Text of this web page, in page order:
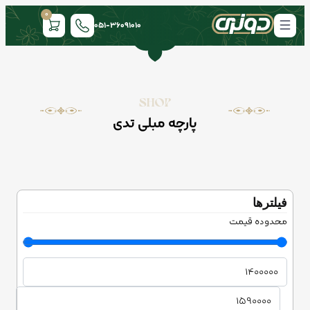
051-36091010
0
SHOP
پارچه مبلی تدی
فیلتر‌ها
محدوده قیمت